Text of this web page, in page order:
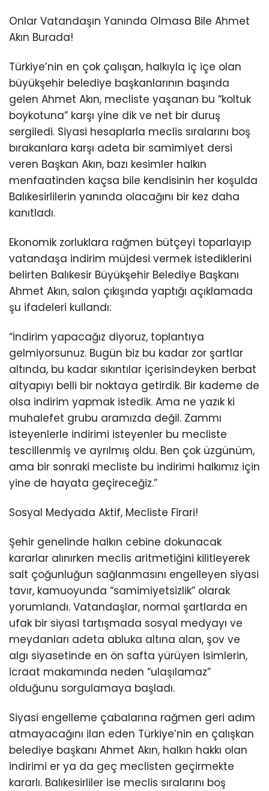
Onlar Vatandaşın Yanında Olmasa Bile Ahmet
Akın Burada!
Türkiye’nin en çok çalışan, halkıyla iç içe olan
büyükşehir belediye başkanlarının başında
gelen Ahmet Akın, mecliste yaşanan bu “koltuk
boykotuna” karşı yine dik ve net bir duruş
sergiledi. Siyasi hesaplarla meclis sıralarını boş
bırakanlara karşı adeta bir samimiyet dersi
veren Başkan Akın, bazı kesimler halkın
menfaatinden kaçsa bile kendisinin her koşulda
Balıkesirlilerin yanında olacağını bir kez daha
kanıtladı.
Ekonomik zorluklara rağmen bütçeyi toparlayıp
vatandaşa indirim müjdesi vermek istediklerini
belirten Balıkesir Büyükşehir Belediye Başkanı
Ahmet Akın, salon çıkışında yaptığı açıklamada
şu ifadeleri kullandı:
“İndirim yapacağız diyoruz, toplantıya
gelmiyorsunuz. Bugün biz bu kadar zor şartlar
altında, bu kadar sıkıntılar içerisindeyken berbat
altyapıyı belli bir noktaya getirdik. Bir kademe de
olsa indirim yapmak istedik. Ama ne yazık ki
muhalefet grubu aramızda değil. Zammı
isteyenlerle indirimi isteyenler bu mecliste
tescillenmiş ve ayrılmış oldu. Ben çok üzgünüm,
ama bir sonraki mecliste bu indirimi halkımız için
yine de hayata geçireceğiz.”
Sosyal Medyada Aktif, Mecliste Firari!
Şehir genelinde halkın cebine dokunacak
kararlar alınırken meclis aritmetiğini kilitleyerek
salt çoğunluğun sağlanmasını engelleyen siyasi
tavır, kamuoyunda “samimiyetsizlik” olarak
yorumlandı. Vatandaşlar, normal şartlarda en
ufak bir siyasi tartışmada sosyal medyayı ve
meydanları adeta abluka altına alan, şov ve
algı siyasetinde en ön safta yürüyen isimlerin,
icraat makamında neden “ulaşılamaz”
olduğunu sorgulamaya başladı.
Siyasi engelleme çabalarına rağmen geri adım
atmayacağını ilan eden Türkiye’nin en çalışkan
belediye başkanı Ahmet Akın, halkın hakkı olan
indirimi er ya da geç meclisten geçirmekte
kararlı. Balıkesirliler ise meclis sıralarını boş